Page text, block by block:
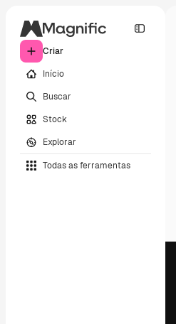
Criar
Início
Buscar
Stock
Explorar
Todas as ferramentas